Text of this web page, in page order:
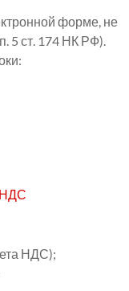
форме, не
5 ст. 174 НК РФ).
НДС
НДС);